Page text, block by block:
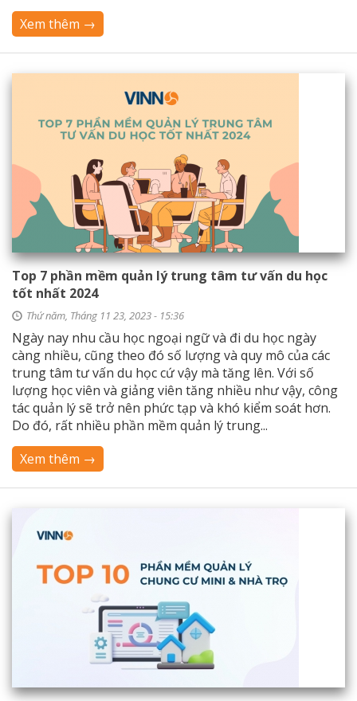
Xem thêm →
Top 7 phần mềm quản lý trung tâm tư vấn du học
tốt nhất 2024
Thứ năm, Tháng 11 23, 2023 - 15:36
Ngày nay nhu cầu học ngoại ngữ và đi du học ngày
càng nhiều, cũng theo đó số lượng và quy mô của các
trung tâm tư vấn du học cứ vậy mà tăng lên. Với số
lượng học viên và giảng viên tăng nhiều như vậy, công
tác quản lý sẽ trở nên phức tạp và khó kiểm soát hơn.
Do đó, rất nhiều phần mềm quản lý trung...
Xem thêm →